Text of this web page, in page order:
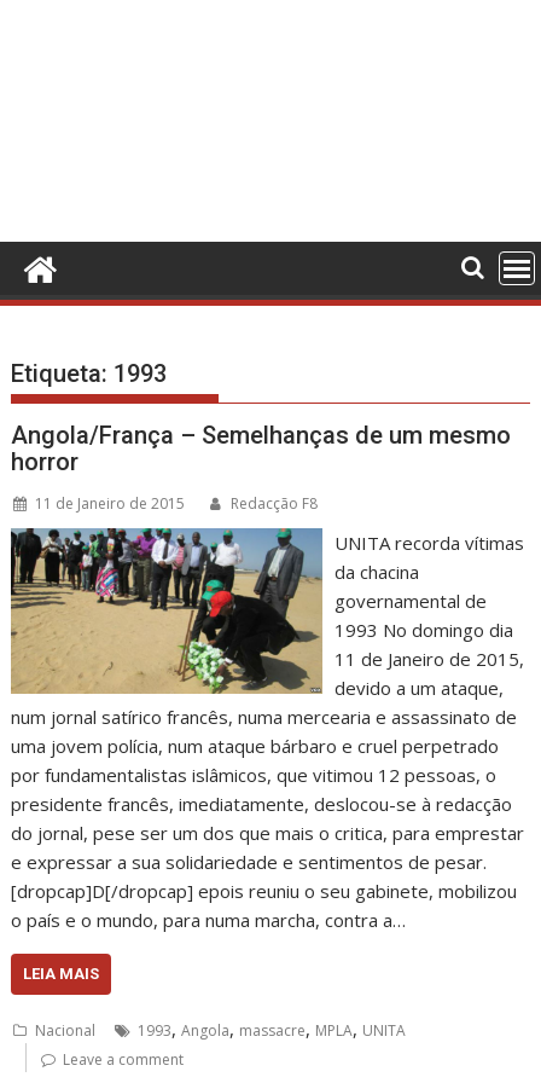
Etiqueta: 1993
Angola/França – Semelhanças de um mesmo
horror
11 de Janeiro de 2015 Redacção F8
UNITA recorda vítimas
da chacina
governamental de
1993 No domingo dia
11 de Janeiro de 2015,
devido a um ataque,
num jornal satírico francês, numa mercearia e assassinato de
uma jovem polícia, num ataque bárbaro e cruel perpetrado
por fundamentalistas islâmicos, que vitimou 12 pessoas, o
presidente francês, imediatamente, deslocou-se à redacção
do jornal, pese ser um dos que mais o critica, para emprestar
e expressar a sua solidariedade e sentimentos de pesar.
[dropcap]D[/dropcap] epois reuniu o seu gabinete, mobilizou
o país e o mundo, para numa marcha, contra a…
LEIA MAIS
Nacional 1993,Angola, massacre, MPLA, UNITA
Leave a comment